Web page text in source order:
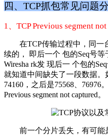
四、TCP抓包常见问题
1、TCP Previous segment
在TCP传输过程中，同一
续的，
即后一个 包的Seq号等
Wiresha rk发 现后一 个包的
就知道中间缺失了一段数据。
74160，之后是75568、76976
Previous segment not captured。
前一个分片丢失，有可能